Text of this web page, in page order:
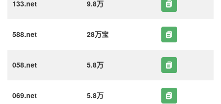
133.net 9.8万
588.net 28万宝
058.net 5.8万
069.net 5.8万